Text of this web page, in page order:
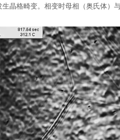
晶格畸变。相变时母相（奥氏体